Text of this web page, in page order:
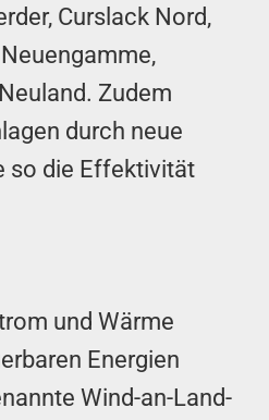
Curslack Nord,
Zudem
durch neue
so die Effektivität
und Wärme
Energien
Wind-an-Land-